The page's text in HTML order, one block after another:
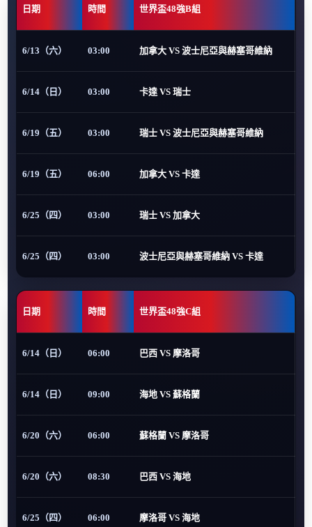
日期 時間 世界盃48強B組
6/13（六） 03:00 加拿大 VS 波士尼亞與赫塞哥維納
6/14（日） 03:00 卡達 VS 瑞士
6/19（五） 03:00 瑞士 VS 波士尼亞與赫塞哥維納
6/19（五） 06:00 加拿大 VS 卡達
6/25（四） 03:00 瑞士 VS 加拿大
6/25（四） 03:00 波士尼亞與赫塞哥維納 VS 卡達
日期 時間 世界盃48強C組
6/14（日） 06:00 巴西 VS 摩洛哥
6/14（日） 09:00 海地 VS 蘇格蘭
6/20（六） 06:00 蘇格蘭 VS 摩洛哥
6/20（六） 08:30 巴西 VS 海地
6/25（四） 06:00 摩洛哥 VS 海地